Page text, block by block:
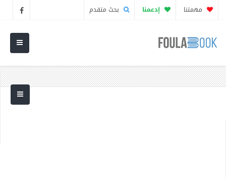
مهمتنا إدعمنا بحث متقدم